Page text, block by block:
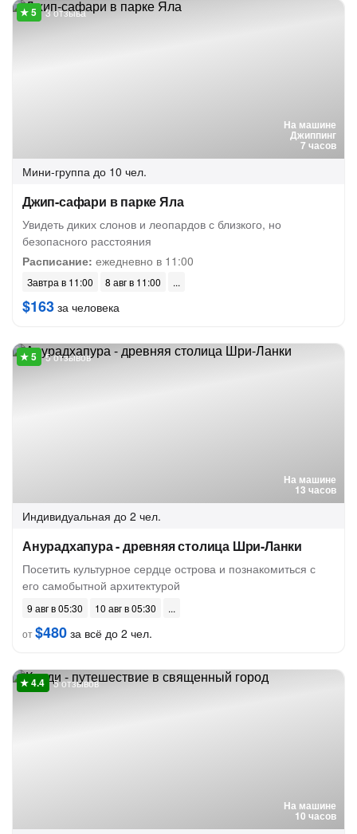
На машине
Джиппинг
7 часов
3 отзыва
Мини-группа до 10 чел.
Джип-сафари в парке Яла
Увидеть диких слонов и леопардов с близкого, но
безопасного расстояния
Расписание: ежедневно в 11:00
Завтра в 11:00 8 авг в 11:00
$163 за человека
На машине
13 часов
5 отзывов
Индивидуальная до 2 чел.
Анурадхапура - древняя столица Шри-Ланки
Посетить культурное сердце острова и познакомиться с
его самобытной архитектурой
9 авг в 05:30
10 авг в 05:30
от$480 за всё до 2 чел.
На машине
10 часов
5 отзывов